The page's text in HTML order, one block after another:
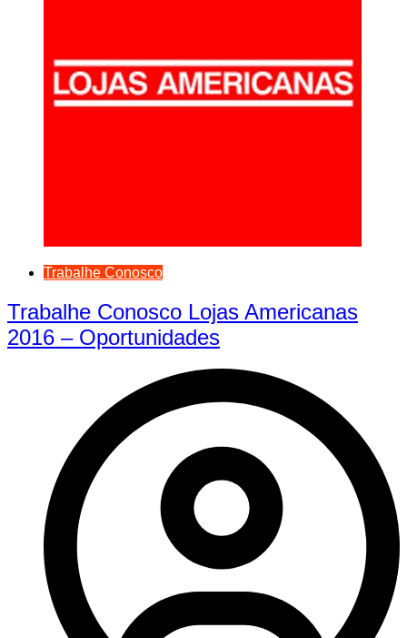
Trabalhe Conosco
Trabalhe Conosco Lojas Americanas
2016 – Oportunidades